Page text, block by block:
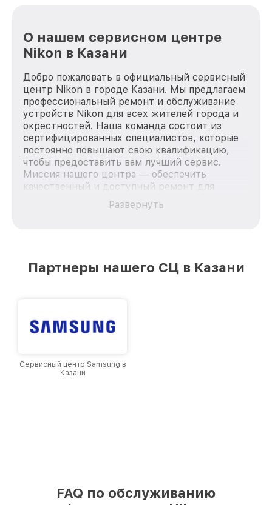
О нашем сервисном центре
Nikon в Казани
Добро пожаловать в официальный сервисный
центр Nikon в городе Казани. Мы предлагаем
профессиональный ремонт и обслуживание
устройств Nikon для всех жителей города и
окрестностей. Наша команда состоит из
сертифицированных специалистов, которые
постоянно повышают свою квалификацию,
чтобы предоставить вам лучший сервис.
Миссия нашего центра — обеспечить
качественный и доступный ремонт для
каждого пользователя продукции Nikon, вне
зависимости от сложности поломки. Мы
Казани, постоянно повышая уровень доверия
Развернуть
Партнеры нашего СЦ в Казани
Сервисный центр Samsung в
Казани
FAQ по обслуживанию